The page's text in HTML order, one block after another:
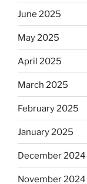
June 2025
May 2025
April 2025
March 2025
February 2025
January 2025
December 2024
November 2024